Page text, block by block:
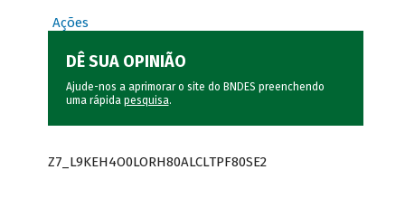
Ações
DÊ SUA OPINIÃO
Ajude-nos a aprimorar o site do BNDES preenchendo
uma rápida pesquisa.
Z7_L9KEH4O0LORH80ALCLTPF80SE2